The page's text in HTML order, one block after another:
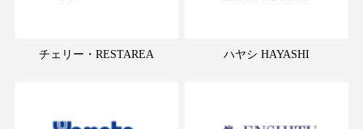
チェリー・RESTAREA ハヤシ HAYASHI